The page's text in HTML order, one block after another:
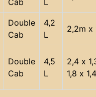
Cab L
Double
Cab
4,2
L
2,2m x
Double
Cab
4,5
L
2,4 x
1,8 x